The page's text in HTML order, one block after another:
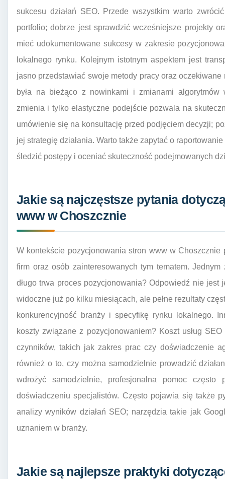
sukcesu działań SEO. Przede wszystkim warto
portfolio; dobrze jest sprawdzić wcześniejsze projekty
mieć udokumentowane sukcesy w zakresie
lokalnego rynku. Kolejnym istotnym aspektem jest
jasno przedstawiać swoje metody pracy oraz
była na bieżąco z nowinkami i zmianami
zmienia i tylko elastyczne podejście pozwala na
umówienie się na konsultację przed podjęciem decyzji;
jej strategię działania. Warto także zapytać o
śledzić postępy i oceniać skuteczność podejmowanych
Jakie są najczęstsze pytania
www w Choszcznie
W kontekście pozycjonowania stron www w
firm oraz osób zainteresowanych tym tematem.
długo trwa proces pozycjonowania? Odpowiedź nie jest
widoczne już po kilku miesiącach, ale pełne rezultaty
konkurencyjność branży i specyfikę rynku lokalnego.
koszty związane z pozycjonowaniem? Koszt usług
czynników, takich jak zakres prac czy doświadczenie
również o to, czy można samodzielnie prowadzić
wdrożyć samodzielnie, profesjonalna pomoc
doświadczeniu specjalistów. Często pojawia się także
analizy wyników działań SEO; narzędzia takie jak
uznaniem w branży.
Jakie są najlepsze praktyki